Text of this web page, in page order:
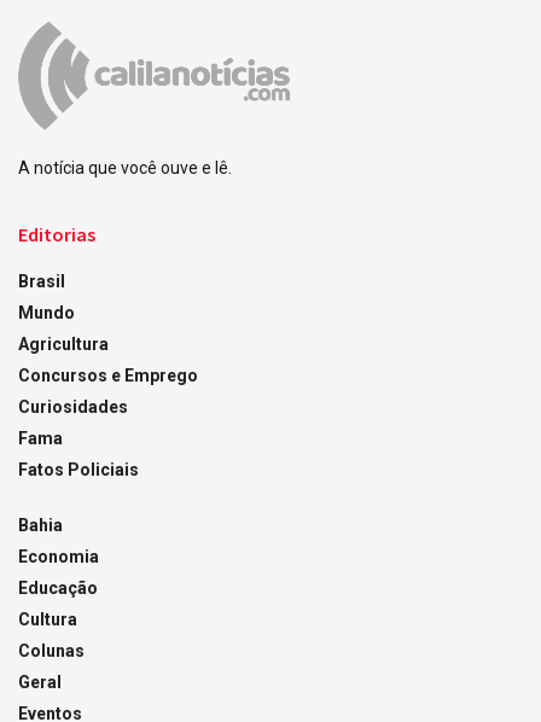
A notícia que você ouve e lê.
Editorias
Brasil
Mundo
Agricultura
Concursos e Emprego
Curiosidades
Fama
Fatos Policiais
Bahia
Economia
Educação
Cultura
Colunas
Geral
Eventos